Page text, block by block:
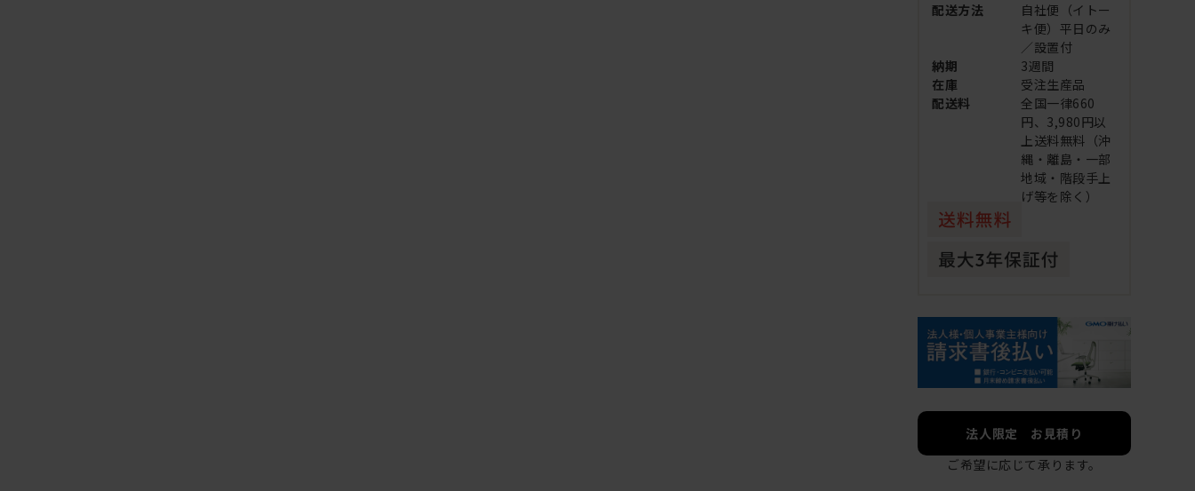
配送方法
自社便（イトー
キ便）平日のみ
／設置付
納期
3週間
在庫
受注生産品
配送料
全国一律660
円、3,980円以
上送料無料（沖
縄・離島・一部
地域・階段手上
げ等を除く）
法人限定 お見積り
ご希望に応じて承ります。